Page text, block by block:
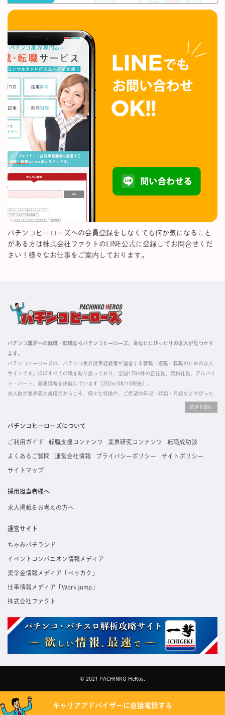
パチンコヒーローズへの会員登録をしなくても何か気になること
がある方は株式会社ファクトのLINE公式に登録してお問合せくだ
さい！様々なお仕事をご案内しております。
パチンコ業界への就職・転職ならパチンコヒーローズ。あなたにぴったりの求人が見つかり
ます。
パチンコヒーローズは、パチンコ業界従事経験者が運営する就職・復職・転職のための求人
サイトです。ほぼすべての職を取り扱っており、全国1784件の正社員、契約社員、アルバイ
ト・パート、募集情報を掲載しています（2026/08/10現在）。
求人数が業界最大規模だからこそ、様々な特徴や、ご希望の年収・時給・月給などでぴった
掲載している求人は、すべて契約法人様から寄せられた正規の求人情報です。応募いただい
た内容はすぐに直接事業所に届くためスムーズに転職・復職できます。
パチンコヒーローズについて
ご利用ガイド 転職支援コンテンツ 業界研究コンテンツ 転職成功談
よくあるご質問 運営会社情報 プライバシーポリシー サイトポリシー
サイトマップ
採用担当者様へ
求人掲載をお考えの方へ
運営サイト
ちゃみパチランド
イベントコンパニオン情報メディア
奨学金情報メディア「ベッカク」
仕事情報メディア「Work jump」
株式会社ファクト
© 2021 PACHINKO HeRos.
キャリアアドバイザーに直接電話する